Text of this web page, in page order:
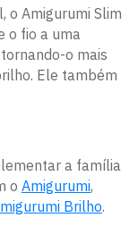
o Amigurumi Slim
o fio a uma
o mais
Ele também
a família
o Amigurumi,
Brilho.